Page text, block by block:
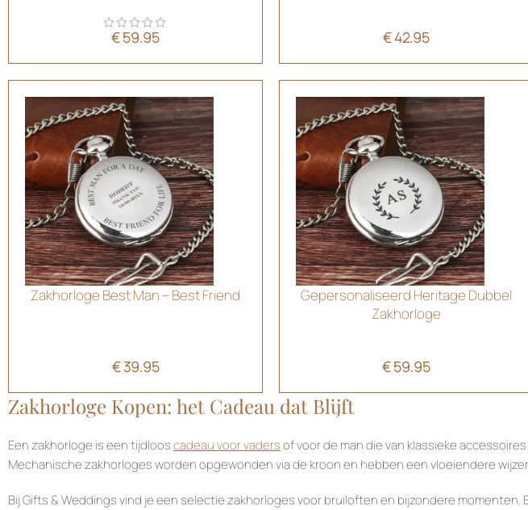
€59.95 €42.95
Zakhorloge Best Man – Best Friend
€39.95
Gepersonaliseerd Heritage Dubbel
Zakhorloge
€59.95
Zakhorloge Kopen: het Cadeau dat Blijft
Een zakhorloge is een tijdlooscadeau voor vadersof voor de man die van klassieke
Mechanische zakhorloges worden opgewonden via de kroon en hebben een vloeiendere
Bij Gifts & Weddings vind je een selectie zakhorloges voor bruiloften en bijzondere